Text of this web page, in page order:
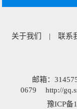
关于我们 | 联系
邮箱：
0679
http://
豫ICP备